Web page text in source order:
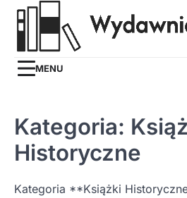
Skip
MENU
Kategoria:
Historyczne
Kategoria **Książki